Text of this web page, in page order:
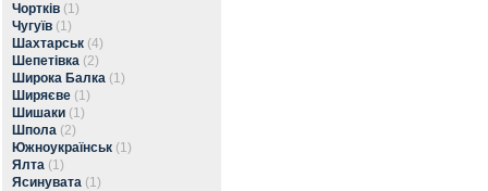
Чортків (1)
Чугуїв (1)
Шахтарськ (4)
Шепетівка (2)
Широка Балка (1)
Ширяєве (1)
Шишаки (1)
Шпола (2)
Южноукраїнськ (1)
Ялта (1)
Ясинувата (1)